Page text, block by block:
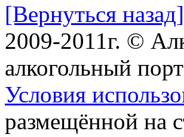
[Вернуться назад]
2009-2011г. ©
алкогольный
Условия
размещённой на